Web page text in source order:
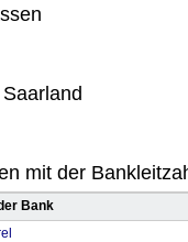
mit der
Bank